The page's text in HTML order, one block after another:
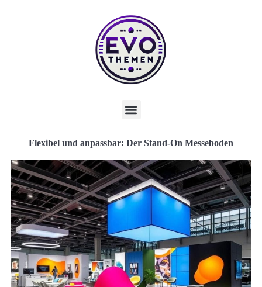
Flexibel und anpassbar: Der Stand-On Messeboden